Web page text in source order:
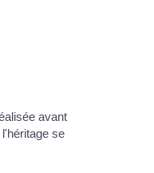
avant
se